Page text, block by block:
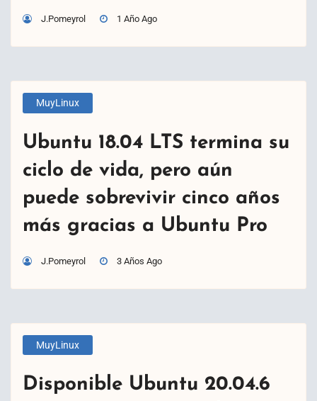
J.Pomeyrol 1 Año Ago
MuyLinux
Ubuntu 18.04 LTS termina su
ciclo de vida, pero aún
puede sobrevivir cinco años
más gracias a Ubuntu Pro
J.Pomeyrol 3 Años Ago
MuyLinux
Disponible Ubuntu 20.04.6